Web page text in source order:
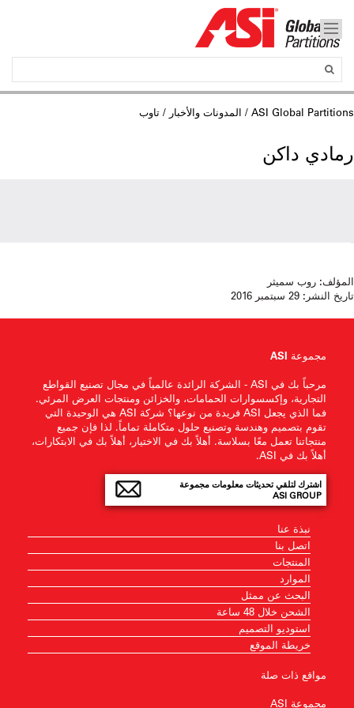
ASI Global Partitions
/ المدونات والأخبار / تاوب
رمادي داكن
المؤلف: روب سميثر
تاريخ النشر:
مجموعة ASI
مرحباً بك في ASI - الشركة الرائدة عالمياً في مجال تصنيع القواطع
التجارية، وإكسسوارات الحمامات، والخزائن ومنتجات العرض المرئي.
فما الذي يجعل ASI فريدة من نوعها؟ شركة ASI هي الوحيدة التي
تقوم بتصميم وهندسة وتصنيع حلول متكاملة تماماً. لذا فإن جميع
منتجاتنا تعمل معًا بسلاسة. أهلاً بك في الاختيار، أهلاً بك في الابتكارات،
أهلاً بك في ASI.
اشترك لتلقي تحديثات معلومات مجموعة
ASI GROUP
نبذة عنا
اتصل بنا
المنتجات
الموارد
البحث عن ممثل
الشحن خلال 48 ساعة
استوديو التصميم
خريطة الموقع
مواقع ذات صلة
مجموعة ASI